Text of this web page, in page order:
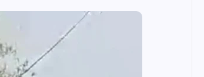
डॉ. धनन्जय पाण्डेय बने अध्यक्ष, डॉ. अलेन्द्र कुमार
सचिव निर्विरोध निर्वाचित
news8pmtoday